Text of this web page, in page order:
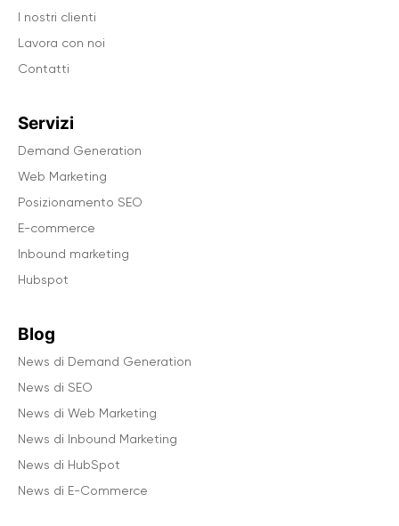
I nostri clienti
Lavora con noi
Contatti
Servizi
Demand Generation
Web Marketing
Posizionamento SEO
E-commerce
Inbound marketing
Hubspot
Blog
News di Demand Generation
News di SEO
News di Web Marketing
News di Inbound Marketing
News di HubSpot
News di E-Commerce